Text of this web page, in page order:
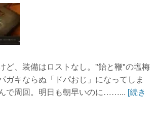
ど、装備はロストなし。"飴と鞭"の塩梅
ガキならぬ「ドパおじ」になってしま
で周回。明日も朝早いのに……... [続き